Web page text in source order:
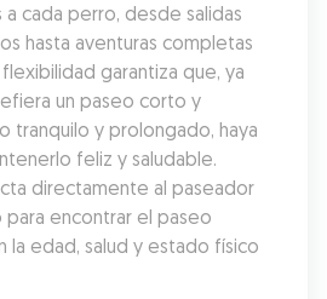
a cada perro, desde salidas
hasta aventuras completas
garantiza que, ya
un paseo corto y
tranquilo y prolongado, haya
feliz y saludable.
directamente al paseador
encontrar el paseo
edad, salud y estado físico